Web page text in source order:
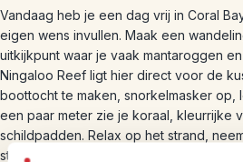
Vandaag heb je een dag vrij in Coral
eigen wens invullen. Maak een
uitkijkpunt waar je vaak mantaroggen
Ningaloo Reef ligt hier direct voor de
boottocht te maken, snorkelmasker op,
een paar meter zie je koraal, kleurrijke
schildpadden. Relax op het strand,
straat van Coral Bay en plof neer bij